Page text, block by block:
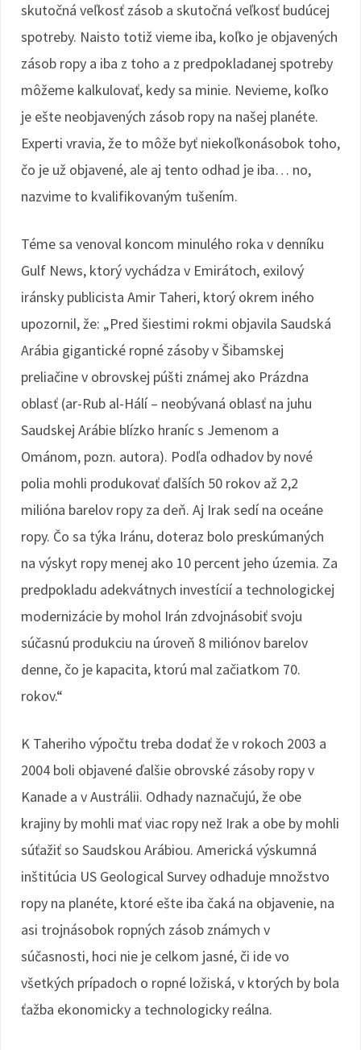
skutočná veľkosť zásob a skutočná veľkosť budúcej
spotreby. Naisto totiž vieme iba, koľko je objavených
zásob ropy a iba z toho a z predpokladanej spotreby
môžeme kalkulovať, kedy sa minie. Nevieme, koľko
je ešte neobjavených zásob ropy na našej planéte.
Experti vravia, že to môže byť niekoľkonásobok toho,
čo je už objavené, ale aj tento odhad je iba… no,
nazvime to kvalifikovaným tušením.
Téme sa venoval koncom minulého roka v denníku
Gulf News, ktorý vychádza v Emirátoch, exilový
iránsky publicista Amir Taheri, ktorý okrem iného
upozornil, že: „Pred šiestimi rokmi objavila Saudská
Arábia gigantické ropné zásoby v Šibamskej
preliačine v obrovskej púšti známej ako Prázdna
oblasť (ar-Rub al-Hálí – neobývaná oblasť na juhu
Saudskej Arábie blízko hraníc s Jemenom a
Ománom, pozn. autora). Podľa odhadov by nové
polia mohli produkovať ďalších 50 rokov až 2,2
milióna barelov ropy za deň. Aj Irak sedí na oceáne
ropy. Čo sa týka Iránu, doteraz bolo preskúmaných
na výskyt ropy menej ako 10 percent jeho územia. Za
predpokladu adekvátnych investícií a technologickej
modernizácie by mohol Irán zdvojnásobiť svoju
súčasnú produkciu na úroveň 8 miliónov barelov
denne, čo je kapacita, ktorú mal začiatkom 70.
rokov.“
K Taheriho výpočtu treba dodať že v rokoch 2003 a
2004 boli objavené ďalšie obrovské zásoby ropy v
Kanade a v Austrálii. Odhady naznačujú, že obe
krajiny by mohli mať viac ropy než Irak a obe by mohli
súťažiť so Saudskou Arábiou. Americká výskumná
inštitúcia US Geological Survey odhaduje množstvo
ropy na planéte, ktoré ešte iba čaká na objavenie, na
asi trojnásobok ropných zásob známych v
súčasnosti, hoci nie je celkom jasné, či ide vo
všetkých prípadoch o ropné ložiská, v ktorých by bola
ťažba ekonomicky a technologicky reálna.